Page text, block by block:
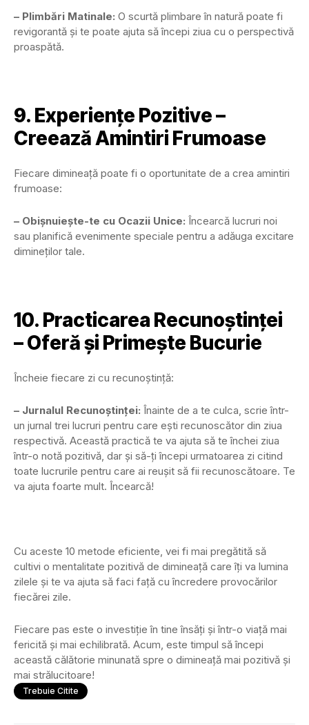
– Plimbări Matinale: O scurtă plimbare în natură poate fi
revigorantă și te poate ajuta să începi ziua cu o perspectivă
proaspătă.
9. Experiențe Pozitive –
Creează Amintiri Frumoase
Fiecare dimineață poate fi o oportunitate de a crea amintiri
frumoase:
– Obișnuiește-te cu Ocazii Unice: Încearcă lucruri noi
sau planifică evenimente speciale pentru a adăuga excitare
dimineților tale.
10. Practicarea Recunoștinței
– Oferă și Primește Bucurie
Încheie fiecare zi cu recunoștință:
– Jurnalul Recunoștinței: Înainte de a te culca, scrie într-
un jurnal trei lucruri pentru care ești recunoscător din ziua
respectivă. Această practică te va ajuta să te închei ziua
într-o notă pozitivă, dar și să-ți începi urmatoarea zi citind
toate lucrurile pentru care ai reușit să fii recunoscătoare. Te
va ajuta foarte mult. Încearcă!
Cu aceste 10 metode eficiente, vei fi mai pregătită să
cultivi o mentalitate pozitivă de dimineață care îți va lumina
zilele și te va ajuta să faci față cu încredere provocărilor
fiecărei zile.
Fiecare pas este o investiție în tine însăți și într-o viață mai
fericită și mai echilibrată. Acum, este timpul să începi
această călătorie minunată spre o dimineață mai pozitivă și
mai strălucitoare!
Trebuie Citite